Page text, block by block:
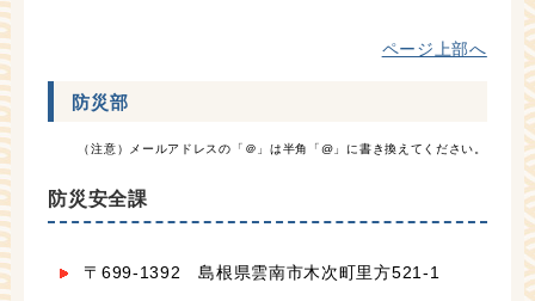
ページ上部へ
防災部
（注意）メールアドレスの「＠」は半角「@」に書き換えてください。
防災安全課
〒699-1392 島根県雲南市木次町里方521-1